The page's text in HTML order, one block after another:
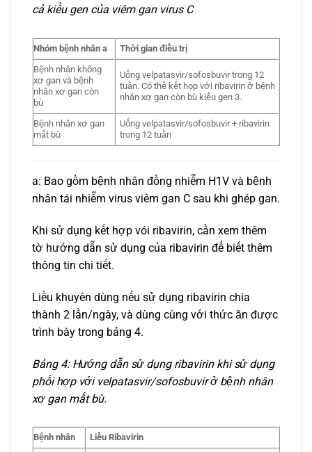
cả kiểu gen của viêm gan virus C
Nhóm bệnh nhân a
Thời gian điều trị
Bệnh nhân không
xơ gan và bệnh
nhân xơ gan còn
bù
Uống velpatasvir/sofosbuvir trong 12
tuần. Có thể kết họp với ribavirin ở bệnh
nhân xơ gan còn bù kiểu gen 3.
Bệnh nhân xơ gan
mất bù
Uống velpatasvir/sofosbuvir + ribavirin
trong 12 tuần
a: Bao gồm bệnh nhân đồng nhiễm H1V và bệnh
nhân tái nhiễm virus viêm gan C sau khi ghép gan.
Khi sử dụng kết hợp vói ribavirin, cần xem thêm
tờ hướng dẫn sử dụng của ribavirin để biết thêm
thông tin chi tiết.
Liều khuyên dùng nếu sử dụng ribavirin chia
thành 2 lần/ngày, và dùng cùng với thức ăn được
trình bày trong bảng 4.
Bảng 4: Hướng dẫn sử dụng ribavirin khi sử dụng
phối hợp với velpatasvir/sofosbuvir ở bệnh nhân
xơ gan mất bù.
Bệnh nhân
Liều Ribavirin